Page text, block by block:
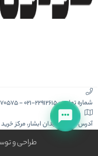
شماره تماس :021-22912615
-
آدرس :کیش، میدان ابشار، مرکز
طراحی و